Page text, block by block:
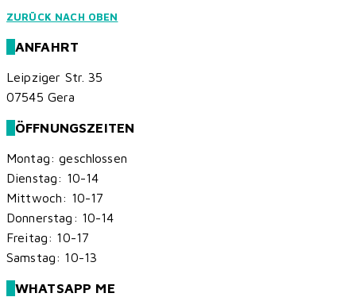
ZURÜCK NACH OBEN
ANFAHRT
Leipziger Str. 35
07545 Gera
ÖFFNUNGSZEITEN
Montag: geschlossen
Dienstag: 10-14
Mittwoch: 10-17
Donnerstag: 10-14
Freitag: 10-17
Samstag: 10-13
WHATSAPP ME